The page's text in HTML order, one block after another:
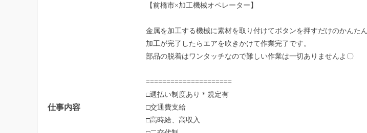
仕事内容
【前橋市×加工機械オペレーター】
金属を加工する機械に素材を取り付けてボタンを押すだけのかんたん
加工が完了したらエアを吹きかけて作業完了です。
部品の脱着はワンタッチなので難しい作業は一切ありませんよ〇
=====================
□週払い制度あり＊規定有
□交通費支給
□高時給、高収入